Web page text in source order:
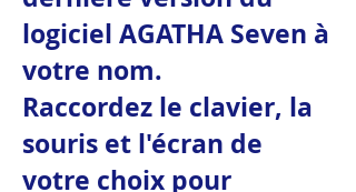
logiciel AGATHA Seven à
votre nom.
Raccordez le clavier, la
souris et l'écran de
votre choix pour